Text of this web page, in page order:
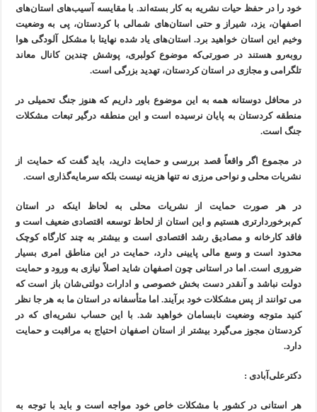
خود را در حفظ حیات نشریه به کار بسته‌اند. با مقایسه آسیب‌های استان‌های
اصفهان، یزد، شیراز و حتی استان‌های شمالی با کردستان، پی به وضعیت
وخیم این استان خواهید برد. استان‌های یاد شده نهایتا با مشکل آلودگی هوا
روبه‌رو هستند در صورتی‌که موضوع کولبری، پوشش چندین کانال معاند
تلگرامی و مجازی در استان کردستان، تهدید بزرگی است.
در محافل دوستانه همه به این موضوع باور داریم که هنوز جنگ تحمیلی در
منطقه کردستان به پایان نرسیده است و این منطقه درگیر تبعات مشکلات
جنگ است.
در مجموع اگر واقعاً قصد بررسی و حمایت دارید، باید گفت که حمایت از
نشریات محلی و نواحی مرزی نه تنها هزینه نیست بلکه سرمایه‌گذاری است.
در هر صورت حمایت از نشریات محلی به لحاظ اینکه در استان
کم‌برخوردارتری هستیم و این استان از لحاظ توسعه اقتصادی ضعیف است و
فاقد کارخانه و مصادیق رشد اقتصادی است و بیشتر به چند کارگاه کوچک
محدود است و وسع مالی پایینی دارد، حمایت در این مناطق امری بسیار
ضروری است. اما در استانی چون اصفهان شاید اصلاً نیازی به ورود و حمایت
دولت نباشد و آنقدر دست بخش خصوصی و ادارات دولتی‌شان باز است که
می توانند از پس مشکلات خود برآیند. اما متأسفانه در استان ما به هر جا نظر
کنید متوجه وضعیت نابسامان خواهید شد. با این حساب نشریه‌ای که در
کردستان مجوز می‌گیرد بیشتر از استان اصفهان احتیاج به مراقبت و حمایت
دارد.
دکترعلی‌آبادی :
هر استانی در کشور با مشکلات خاص خود مواجه است و باید با توجه به